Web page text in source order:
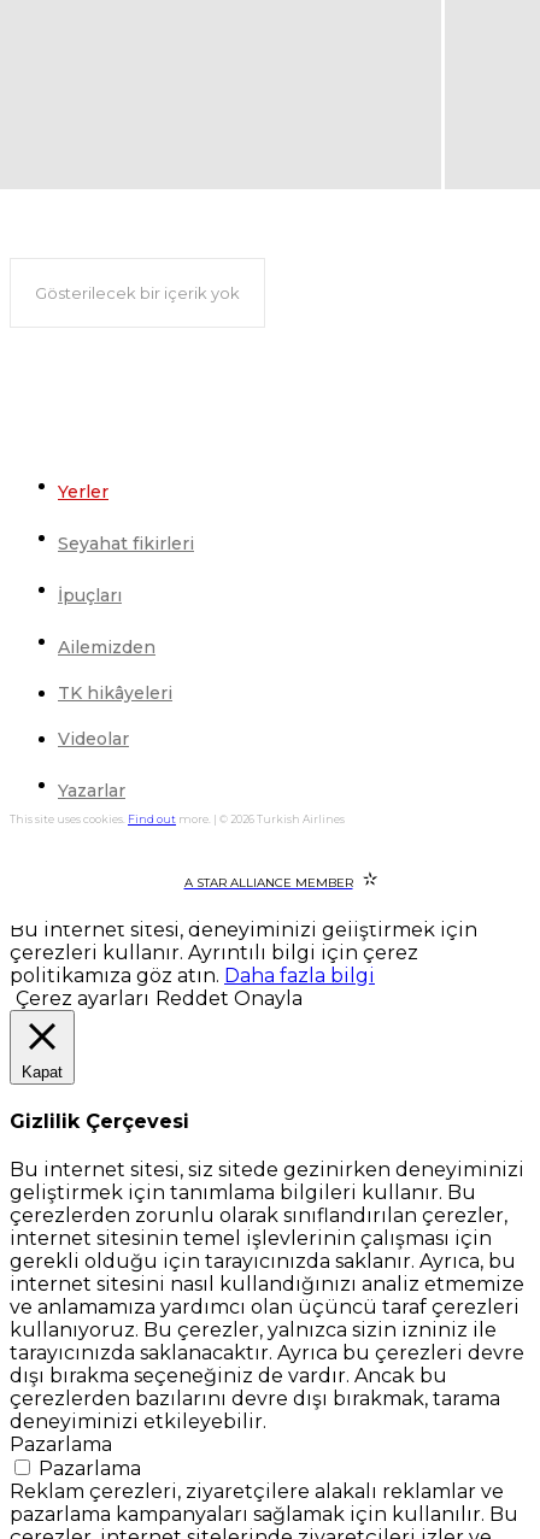
Gösterilecek bir içerik yok
Yerler
Seyahat fikirleri
İpuçları
Ailemizden
TK hikâyeleri
Videolar
Yazarlar
This site uses cookies. Find out more. | © 2026 Turkish Airlines
A STAR ALLIANCE MEMBER
Bu internet sitesi, deneyiminizi geliştirmek için
çerezleri kullanır. Ayrıntılı bilgi için çerez
politikamıza göz atın. Daha fazla bilgi
Çerez ayarları Reddet Onayla
Kapat
Gizlilik Çerçevesi
Bu internet sitesi, siz sitede gezinirken deneyiminizi
geliştirmek için tanımlama bilgileri kullanır. Bu
çerezlerden zorunlu olarak sınıflandırılan çerezler,
internet sitesinin temel işlevlerinin çalışması için
gerekli olduğu için tarayıcınızda saklanır. Ayrıca, bu
internet sitesini nasıl kullandığınızı analiz etmemize
ve anlamamıza yardımcı olan üçüncü taraf çerezleri
kullanıyoruz. Bu çerezler, yalnızca sizin izniniz ile
tarayıcınızda saklanacaktır. Ayrıca bu çerezleri devre
dışı bırakma seçeneğiniz de vardır. Ancak bu
çerezlerden bazılarını devre dışı bırakmak, tarama
deneyiminizi etkileyebilir.
Pazarlama
Pazarlama
Reklam çerezleri, ziyaretçilere alakalı reklamlar ve
pazarlama kampanyaları sağlamak için kullanılır. Bu